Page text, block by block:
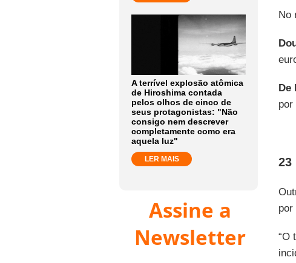
A terrível explosão atômica
de Hiroshima contada
pelos olhos de cinco de
seus protagonistas: "Não
consigo nem descrever
completamente como era
aquela luz"
LER MAIS
Assine a
Newsletter
No
De
por
23
por
“O